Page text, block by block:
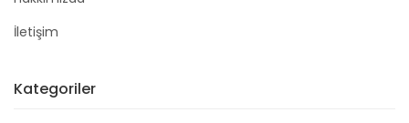
İletişim
Kategoriler